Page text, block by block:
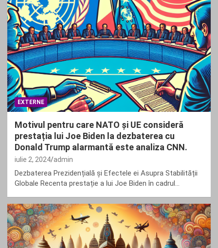
EXTERNE
Motivul pentru care NATO și UE consideră
prestația lui Joe Biden la dezbaterea cu
Donald Trump alarmantă este analiza CNN.
iulie 2, 2024 admin
Dezbaterea Prezidențială și Efectele ei Asupra Stabilității
Globale Recenta prestație a lui Joe Biden în cadrul…